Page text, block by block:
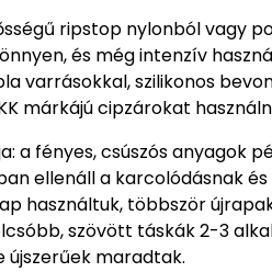
ripstop nylonból vagy
és még intenzív
varrásokkal, szilikonos
márkájú cipzárokat
a fényes, csúszós anyagok
ellenáll a karcolódásnak
használtuk, többször
szövött táskák 2-3
újszerűek maradtak.